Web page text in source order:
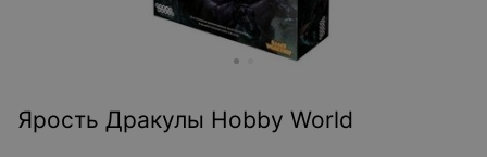
Ярость Дракулы Hobby World